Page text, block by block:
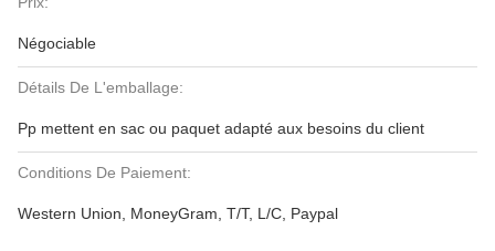
Négociable
Détails De L'emballage:
Pp mettent en sac ou paquet adapté aux besoins du client
Conditions De Paiement:
Western Union, MoneyGram, T/T, L/C, Paypal